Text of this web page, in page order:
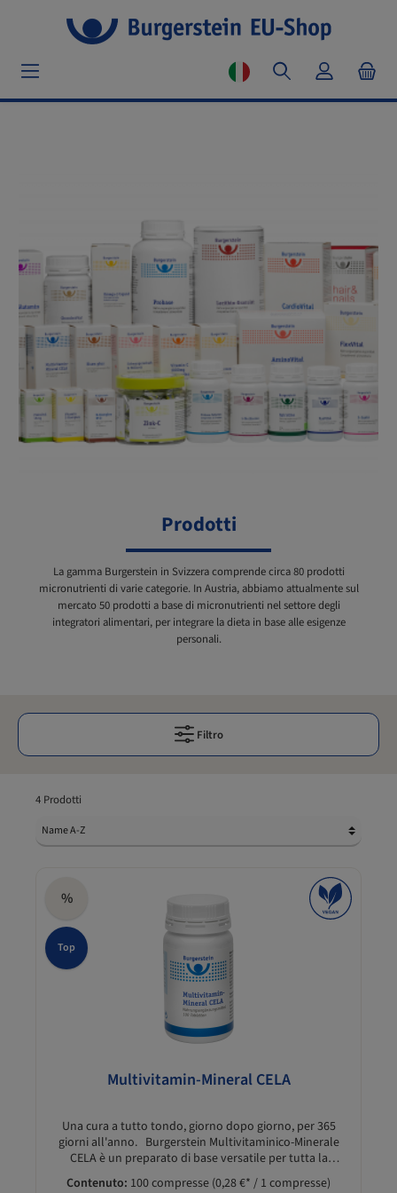
Prodotti
La gamma Burgerstein in Svizzera comprende circa 80 prodotti
micronutrienti di varie categorie. In Austria, abbiamo attualmente sul
mercato 50 prodotti a base di micronutrienti nel settore degli
integratori alimentari, per integrare la dieta in base alle esigenze
personali.
Filtro
4 Prodotti
%
Top
Multivitamin-Mineral CELA
Una cura a tutto tondo, giorno dopo giorno, per 365
giorni all'anno. Burgerstein Multivitaminico-Minerale
CELA è un preparato di base versatile per tutta la
famiglia (bambini a partire dai 12 anni) e da molti anni è
Contenuto: 100 compresse (0,28 €* / 1 compresse)